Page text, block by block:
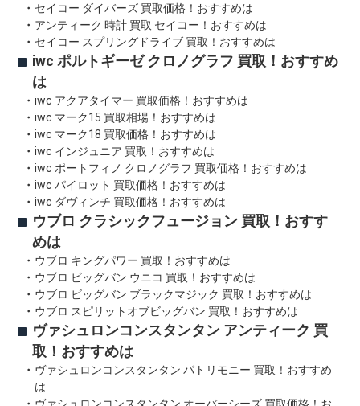
セイコー ダイバーズ 買取価格！おすすめは
アンティーク 時計 買取 セイコー！おすすめは
セイコー スプリングドライブ 買取！おすすめは
iwc ポルトギーゼ クロノグラフ 買取！おすすめ
は
iwc アクアタイマー 買取価格！おすすめは
iwc マーク15 買取相場！おすすめは
iwc マーク18 買取価格！おすすめは
iwc インジュニア 買取！おすすめは
iwc ポートフィノ クロノグラフ 買取価格！おすすめは
iwc パイロット 買取価格！おすすめは
iwc ダヴィンチ 買取価格！おすすめは
ウブロ クラシックフュージョン 買取！おすす
めは
ウブロ キングパワー 買取！おすすめは
ウブロ ビッグバン ウニコ 買取！おすすめは
ウブロ ビッグバン ブラックマジック 買取！おすすめは
ウブロ スピリットオブビッグバン 買取！おすすめは
ヴァシュロンコンスタンタン アンティーク 買
取！おすすめは
ヴァシュロンコンスタンタン パトリモニー 買取！おすすめ
は